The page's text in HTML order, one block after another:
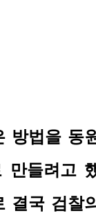
방법을 동
만들려고
결국 검찰